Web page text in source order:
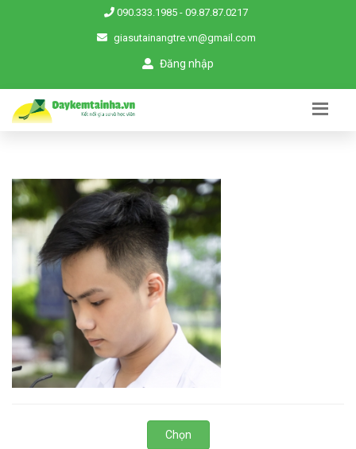
090.333.1985 - 09.87.87.0217
giasutainangtre.vn@gmail.com
Đăng nhập
Chọn